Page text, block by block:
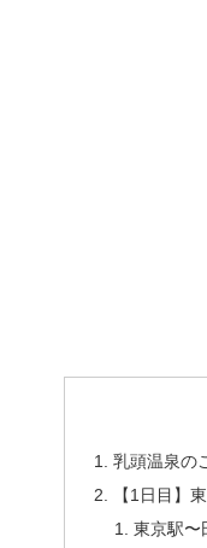
乳頭温泉の
【1日目】
東京駅〜